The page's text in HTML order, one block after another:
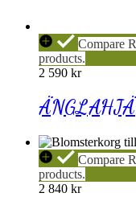
ÄNGLAHJÄRTA
Compare
products.
2 590 kr
MED
GÖMMA
Compare
products.
2 840 kr